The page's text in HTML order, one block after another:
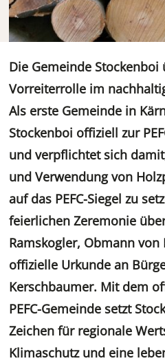
Die Gemeinde
Vorreiterrolle im
Als erste Gemeinde in
Stockenboi offiziell zur
und verpflichtet sich
und Verwendung von
auf das PEFC-Siegel zu
feierlichen Zeremonie
Ramskogler, Obmann von
offizielle Urkunde an
Kerschbaumer. Mit dem
PEFC-Gemeinde setzt
Zeichen für regionale
Klimaschutz und eine